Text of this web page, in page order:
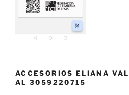
ACCESORIOS ELIANA
AL 3059220715